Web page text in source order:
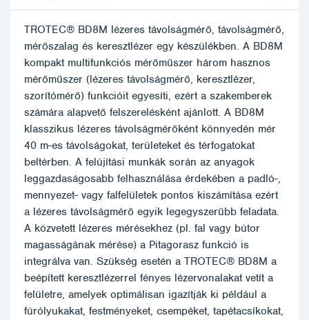
TROTEC® BD8M lézeres távolságmérő, távolságmérő,
mérőszalag és keresztlézer egy készülékben. A BD8M
kompakt multifunkciós mérőműszer három hasznos
mérőműszer (lézeres távolságmérő, keresztlézer,
szorítómérő) funkcióit egyesíti, ezért a szakemberek
számára alapvető felszerelésként ajánlott. A BD8M
klasszikus lézeres távolságmérőként könnyedén mér
40 m-es távolságokat, területeket és térfogatokat
beltérben. A felújítási munkák során az anyagok
leggazdaságosabb felhasználása érdekében a padló-,
mennyezet- vagy falfelületek pontos kiszámítása ezért
a lézeres távolságmérő egyik legegyszerűbb feladata.
A közvetett lézeres mérésekhez (pl. fal vagy bútor
magasságának mérése) a Pitagorasz funkció is
integrálva van. Szükség esetén a TROTEC® BD8M a
beépített keresztlézerrel fényes lézervonalakat vetít a
felületre, amelyek optimálisan igazítják ki például a
fúrólyukakat, festményeket, csempéket, tapétacsíkokat,